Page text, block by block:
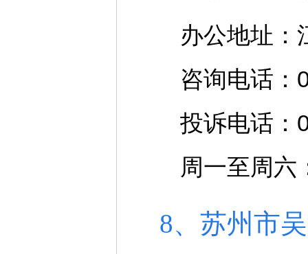
办公地址：
咨询电话：
投诉电话：
周一至周六
8、苏州市